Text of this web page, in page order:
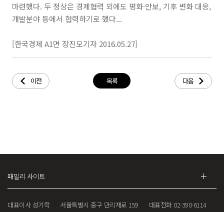
마련했다. 두 정상은 경제협력 외에도 평화·안보, 기후 변화 대응,
개발분야 등에서 협력하기로 했다...
[한국경제 A1면 장진모기자 2016.05.27]
이전 목록 다음
대표이사 성기학 서울특별시 중구 만리재로 159
대표전화 02-390-6114